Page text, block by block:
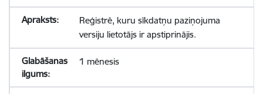
Reģistrē, kuru sīkdatņu paziņojuma
versiju lietotājs ir apstiprinājis.
1 mēnesis